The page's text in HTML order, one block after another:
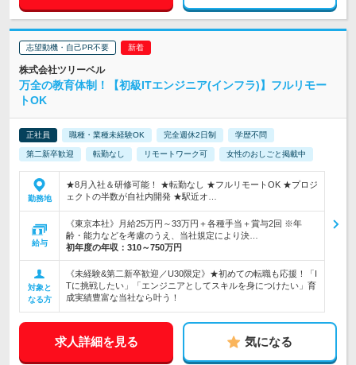
志望動機・自己PR不要
株式会社ツリーベル
万全の教育体制！【初級ITエンジニア(インフラ)】フルリモー
トOK
正社員 職種・業種未経験OK 完全週休2日制 学歴不問
第二新卒歓迎 転勤なし リモートワーク可 女性のおしごと掲載中
勤務地
★8月入社＆研修可能！ ★転勤なし ★フルリモートOK ★プロジ
ェクトの半数が自社内開発 ★駅近オ…
給与
《東京本社》月給25万円～33万円＋各種手当＋賞与2回 ※年
齢・能力などを考慮のうえ、当社規定により決…
初年度の年収： 310～750万円
対象と
なる方
《未経験&第二新卒歓迎／U30限定》★初めての転職も応援！「I
Tに挑戦したい」「エンジニアとしてスキルを身につけたい」育
成実績豊富な当社なら叶う！
求人詳細を見る 気になる